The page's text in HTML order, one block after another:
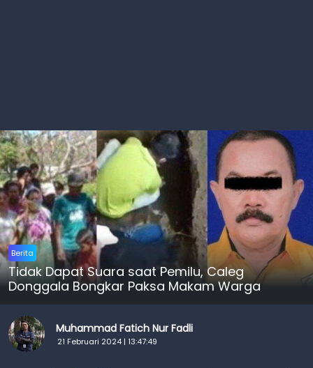
Berita
Tidak Dapat Suara saat Pemilu, Caleg
Donggala Bongkar Paksa Makam Warga
Muhammad Fatich Nur Fadli
21 Februari 2024 | 13:47:49